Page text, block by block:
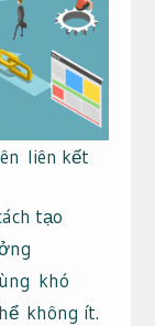
liên kết
tạo
khó
không ít.